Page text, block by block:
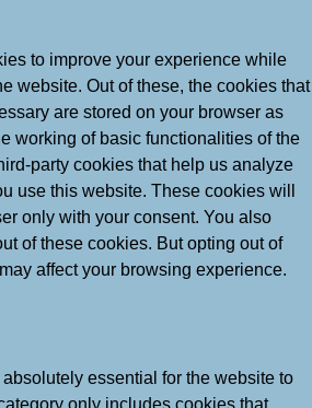
to improve your experience while
website. Out of these, the cookies that
are stored on your browser as
working of basic functionalities of the
party cookies that help us analyze
use this website. These cookies will
only with your consent. You also
of these cookies. But opting out of
affect your browsing experience.
essential for the website to
only includes cookies that